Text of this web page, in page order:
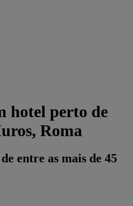
hotel perto de
Roma
entre as mais de 45